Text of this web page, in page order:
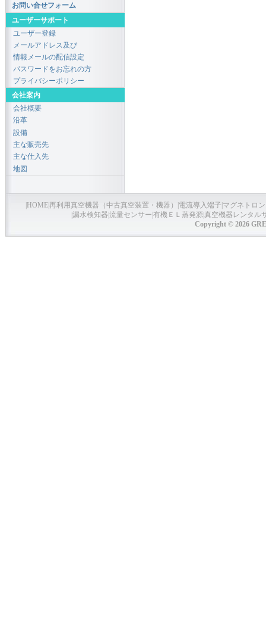
お問い合せフォーム
ユーザーサポート
ユーザー登録
メールアドレス及び
情報メールの配信設定
パスワードをお忘れの方
プライバシーポリシー
会社案内
会社概要
沿革
設備
主な販売先
主な仕入先
地図
HOME再利用真空機器（中古真空装置・機器） 電流導入端子 マグネトロ
漏水検知器 流量センサー 有機ＥＬ蒸発源真空機器レンタル
Copyright © 2026